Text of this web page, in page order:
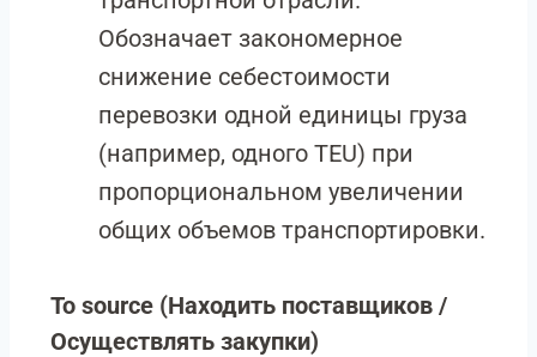
Обозначает закономерное
снижение себестоимости
перевозки одной единицы груза
(например, одного TEU) при
пропорциональном увеличении
общих объемов транспортировки.
To source (Находить поставщиков /
Осуществлять закупки)